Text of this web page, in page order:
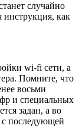
случайно
инструкция, как
wi-fi сети, а
Помните, что
восьми
и специальных
задан, а во
с последующей